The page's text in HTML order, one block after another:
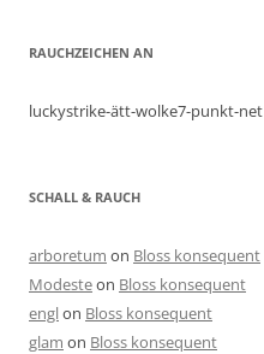
RAUCHZEICHEN AN
luckystrike-ätt-wolke7-punkt-net
SCHALL & RAUCH
arboretum on Bloss konsequent
Modesteon Bloss konsequent
englon Bloss konsequent
glam on Bloss konsequent